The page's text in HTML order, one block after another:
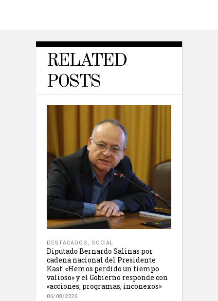
RELATED
POSTS
DESTACADOS , SOCIAL
Diputado Bernardo Salinas por
cadena nacional del Presidente
Kast: «Hemos perdido un tiempo
valioso» y el Gobierno responde con
«acciones, programas, inconexos»
06/08/2026